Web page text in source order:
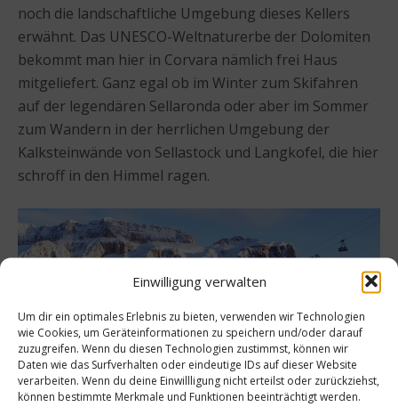
Einwilligung verwalten
Um dir ein optimales Erlebnis zu bieten, verwenden wir Technologien
wie Cookies, um Geräteinformationen zu speichern und/oder darauf
zuzugreifen. Wenn du diesen Technologien zustimmst, können wir
Daten wie das Surfverhalten oder eindeutige IDs auf dieser Website
verarbeiten. Wenn du deine Einwillligung nicht erteilst oder zurückziehst,
können bestimmte Merkmale und Funktionen beeinträchtigt werden.
noch die landschaftliche Umgebung dieses Kellers
erwähnt. Das UNESCO-Weltnaturerbe der Dolomiten
bekommt man hier in Corvara nämlich frei Haus
mitgeliefert. Ganz egal ob im Winter zum Skifahren
auf der legendären Sellaronda oder aber im Sommer
zum Wandern in der herrlichen Umgebung der
Kalksteinwände von Sellastock und Langkofel, die hier
schroff in den Himmel ragen.